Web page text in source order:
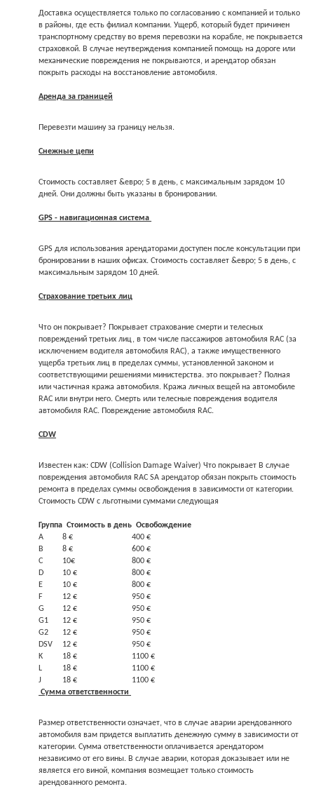
Доставка осуществляется только по согласованию с компанией и только
в районы, где есть филиал компании. Ущерб, который будет причинен
транспортному средству во время перевозки на корабле, не покрывается
страховкой. В случае неутверждения компанией помощь на дороге или
механические повреждения не покрываются, и арендатор обязан
покрыть расходы на восстановление автомобиля.
Аренда за границей
Перевезти машину за границу нельзя.
Снежные цепи
Стоимость составляет &евро; 5 в день, с максимальным зарядом 10
дней. Они должны быть указаны в бронировании.
GPS - навигационная система
GPS для использования арендаторами доступен после консультации при
бронировании в наших офисах. Стоимость составляет &евро; 5 в день, с
максимальным зарядом 10 дней.
Страхование третьих лиц
Что он покрывает? Покрывает страхование смерти и телесных
повреждений третьих лиц, в том числе пассажиров автомобиля RAC (за
исключением водителя автомобиля RAC), а также имущественного
ущерба третьих лиц в пределах суммы, установленной законом и
соответствующими решениями министерства. это покрывает? Полная
или частичная кража автомобиля. Кража личных вещей на автомобиле
RAC или внутри него. Смерть или телесные повреждения водителя
автомобиля RAC. Повреждение автомобиля RAC.
CDW
Известен как: CDW (Collision Damage Waiver) Что покрывает В случае
повреждения автомобиля RAC SA арендатор обязан покрыть стоимость
ремонта в пределах суммы освобождения в зависимости от категории.
Стоимость CDW с льготными суммами следующая
Группа Стоимость в день Освобождение
A
8 €
400 €
B
8 €
600 €
C
10€
800 €
D
10 €
800 €
E
10 €
800 €
F
12 €
950 €
G
12 €
950 €
G1
12 €
950 €
G2
12 €
950 €
DSV
12 €
950 €
K
18 €
1100 €
L
18 €
1100 €
J
18 €
1100 €
Сумма ответственности
Размер ответственности означает, что в случае аварии арендованного
автомобиля вам придется выплатить денежную сумму в зависимости от
категории. Сумма ответственности оплачивается арендатором
независимо от его вины. В случае аварии, которая доказывает или не
является его виной, компания возмещает только стоимость
арендованного ремонта.